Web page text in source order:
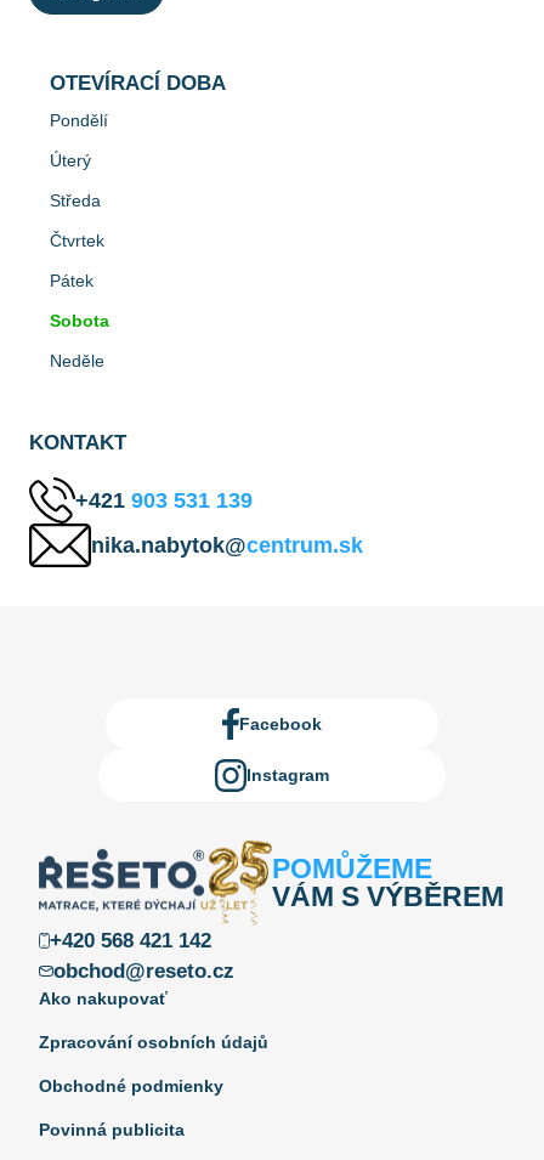
OTEVÍRACÍ DOBA
Pondělí
Úterý
Středa
Čtvrtek
Pátek
Sobota
Neděle
KONTAKT
+421 903 531 139
nika.nabytok@centrum.sk
Facebook
Instagram
POMŮŽEME
VÁM S VÝBĚREM
+420 568 421 142
obchod@reseto.cz
Ako nakupovať
Zpracování osobních údajů
Obchodné podmienky
Povinná publicita